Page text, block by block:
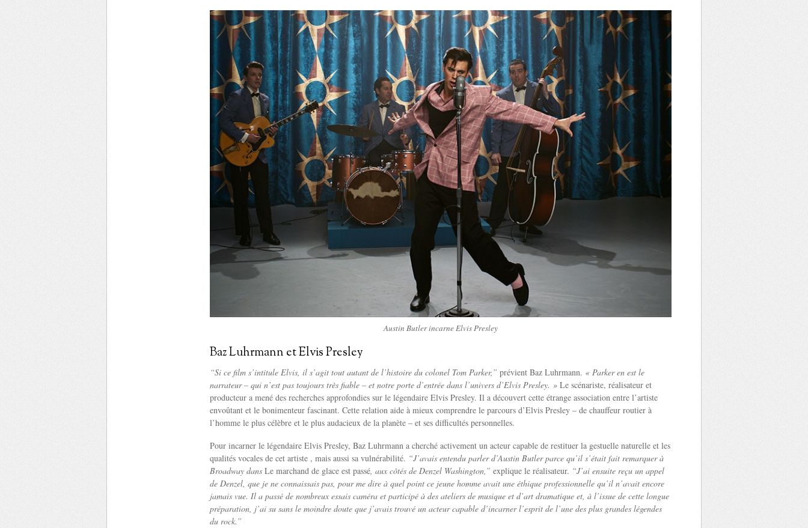
Austin Butler incarne Elvis Presley
Baz Luhrmann et Elvis Presley
“Si ce film s’intitule Elvis, il s’agit tout autant de l’histoire du colonel Tom Parker,” prévient Baz Luhrmann. « Parker en est le
narrateur – qui n’est pas toujours très fiable – et notre porte d’entrée dans l’univers d’Elvis Presley. » Le scénariste, réalisateur et
producteur a mené des recherches approfondies sur le légendaire Elvis Presley. Il a découvert cette étrange association entre l’artiste
envoûtant et le bonimenteur fascinant. Cette relation aide à mieux comprendre le parcours d’Elvis Presley – de chauffeur routier à
l’homme le plus célèbre et le plus audacieux de la planète – et ses difficultés personnelles.
Pour incarner le légendaire Elvis Presley, Baz Luhrmann a cherché activement un acteur capable de restituer la gestuelle naturelle et les
qualités vocales de cet artiste , mais aussi sa vulnérabilité. “J’avais entendu parler d’Austin Butler parce qu’il s’était fait remarquer à
Broadway dans Le marchand de glace est passé, aux côtés de Denzel Washington,” explique le réalisateur. “J’ai ensuite reçu un appel
de Denzel, que je ne connaissais pas, pour me dire à quel point ce jeune homme avait une éthique professionnelle qu’il n’avait encore
jamais vue. Il a passé de nombreux essais caméra et participé à des ateliers de musique et d’art dramatique et, à l’issue de cette longue
préparation, j’ai su sans le moindre doute que j’avais trouvé un acteur capable d’incarner l’esprit de l’une des plus grandes légendes
du rock.”